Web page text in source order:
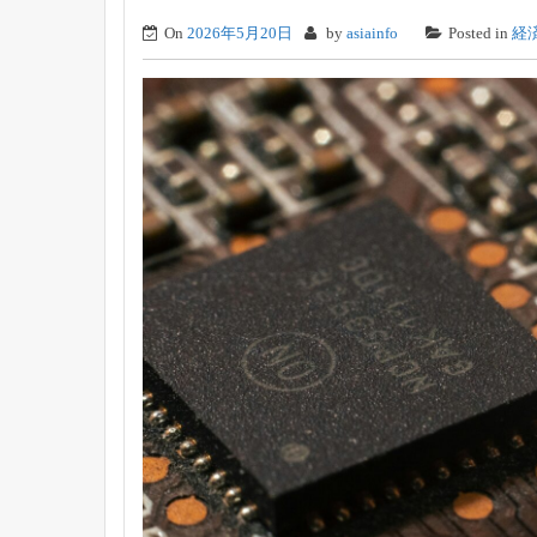
On 2026年5月20日 by asiainfo Posted in 経